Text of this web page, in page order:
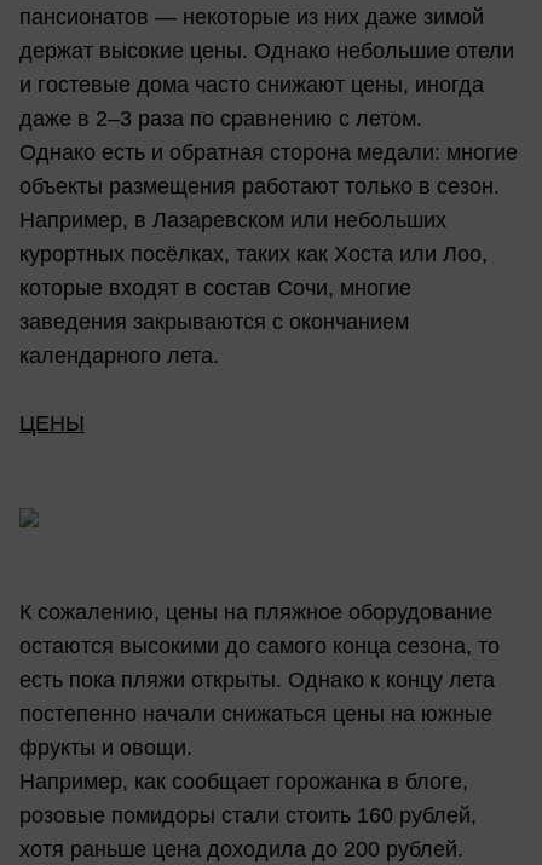
пансионатов — некоторые из них даже зимой
держат высокие цены. Однако небольшие отели
и гостевые дома часто снижают цены, иногда
даже в 2–3 раза по сравнению с летом.
Однако есть и обратная сторона медали: многие
объекты размещения работают только в сезон.
Например, в Лазаревском или небольших
курортных посёлках, таких как Хоста или Лоо,
которые входят в состав Сочи, многие
заведения закрываются с окончанием
календарного лета.
ЦЕНЫ
К сожалению, цены на пляжное оборудование
остаются высокими до самого конца сезона, то
есть пока пляжи открыты. Однако к концу лета
постепенно начали снижаться цены на южные
фрукты и овощи.
Например, как сообщает горожанка в блоге,
розовые помидоры стали стоить 160 рублей,
хотя раньше цена доходила до 200 рублей.